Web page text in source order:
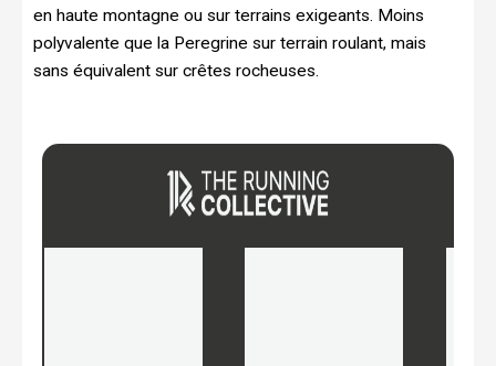
en haute montagne ou sur terrains exigeants. Moins
polyvalente que la Peregrine sur terrain roulant, mais
sans équivalent sur crêtes rocheuses.